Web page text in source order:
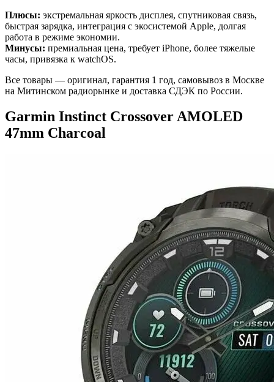
Плюсы: экстремальная яркость дисплея, спутниковая связь,
быстрая зарядка, интеграция с экосистемой Apple, долгая
работа в режиме экономии.
Минусы: премиальная цена, требует iPhone, более тяжелые
часы, привязка к watchOS.
Все товары — оригинал, гарантия 1 год, самовывоз в Москве
на Митинском радиорынке и доставка СДЭК по России.
Garmin Instinct Crossover AMOLED
47mm Charcoal